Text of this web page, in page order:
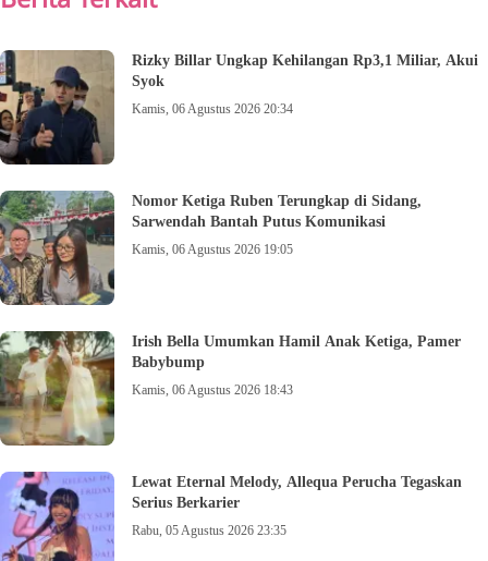
Rizky Billar Ungkap Kehilangan Rp3,1 Miliar, Akui
Syok
Kamis, 06 Agustus 2026 20:34
Nomor Ketiga Ruben Terungkap di Sidang,
Sarwendah Bantah Putus Komunikasi
Kamis, 06 Agustus 2026 19:05
Irish Bella Umumkan Hamil Anak Ketiga, Pamer
Babybump
Kamis, 06 Agustus 2026 18:43
Lewat Eternal Melody, Allequa Perucha Tegaskan
Serius Berkarier
Rabu, 05 Agustus 2026 23:35